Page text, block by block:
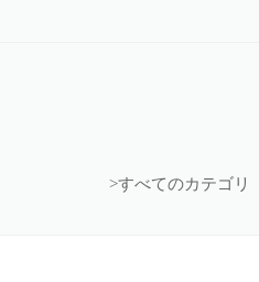
>すべてのカテゴリ